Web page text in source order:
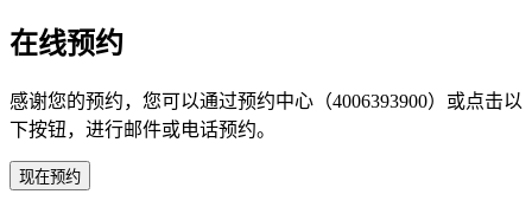
在线预约
感谢您的预约，您可以通过预约中心（4006393900）或点击以
下按钮，进行邮件或电话预约。